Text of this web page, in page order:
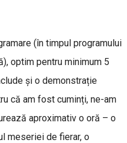
(în timpul programului
optim pentru minimum 5
și o demonstrație
că am fost cuminți, ne-am
aproximativ o oră – o
meseriei de fierar, o